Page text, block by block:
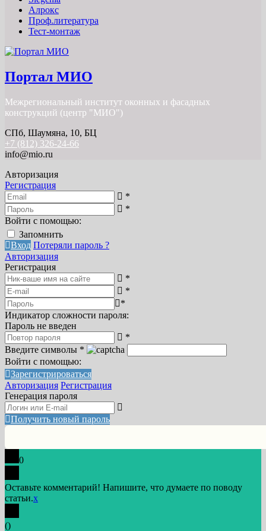
Алрокс
Проф.литература
Тест-монтаж
Портал МИО
Межрегиональный институт оконных и фасадных
конструкций (центр "МИО")
СПб, Шаумяна, 10, БЦ
+7 (812) 326-24-66
info@mio.ru
Авторизация
Регистрация
*
*
Войти с помощью:
Запомнить
Вход Потеряли пароль ?
Авторизация
Регистрация
*
*
*
Индикатор сложности пароля:
Пароль не введен
*
Введите символы *
Войти с помощью:
Зарегистрироваться
Авторизация Регистрация
Генерация пароля
Получить новый пароль
0
Оставьте комментарий! Напишите, что думаете по поводу
статьи.x
()